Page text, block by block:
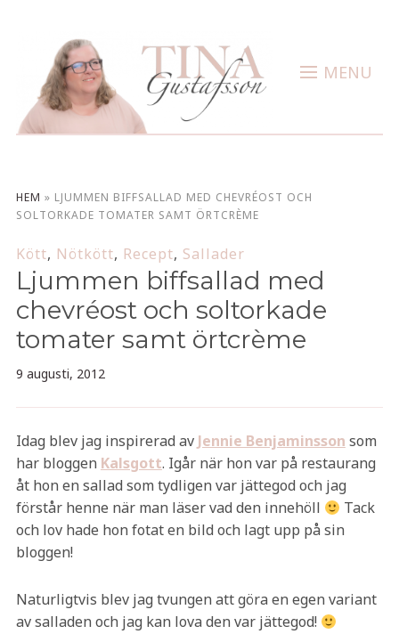
MENU
HEM » LJUMMEN BIFFSALLAD MED CHEVRÉOST OCH
SOLTORKADE TOMATER SAMT ÖRTCRÈME
Kött, Nötkött, Recept, Sallader
Ljummen biffsallad med
chevréost och soltorkade
tomater samt örtcrème
9 augusti, 2012
Idag blev jag inspirerad av Jennie Benjaminsson som
har bloggen Kalsgott. Igår när hon var på restaurang
åt hon en sallad som tydligen var jättegod och jag
förstår henne när man läser vad den innehöll
Tack
och lov hade hon fotat en bild och lagt upp på sin
bloggen!
Naturligtvis blev jag tvungen att göra en egen variant
av salladen och jag kan lova den var jättegod!